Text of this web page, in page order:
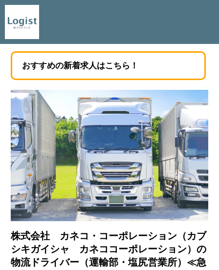
おすすめの新着求人はこちら！
株式会社 カネコ・コーポレーション（カブ
シキガイシャ カネココーポレーション）の
物流ドライバー（運輸部・塩尻営業所）≪急